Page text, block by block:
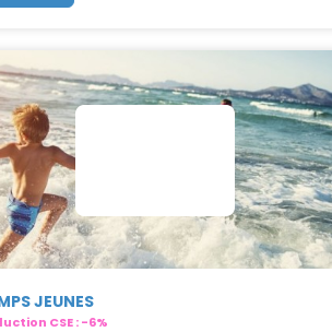
JEUNES
CSE : -6%